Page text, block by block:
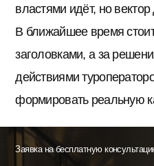
властями идёт, но
В ближайшее время
заголовками, а за
действиями
формировать реальную
Заявка на бесплатную